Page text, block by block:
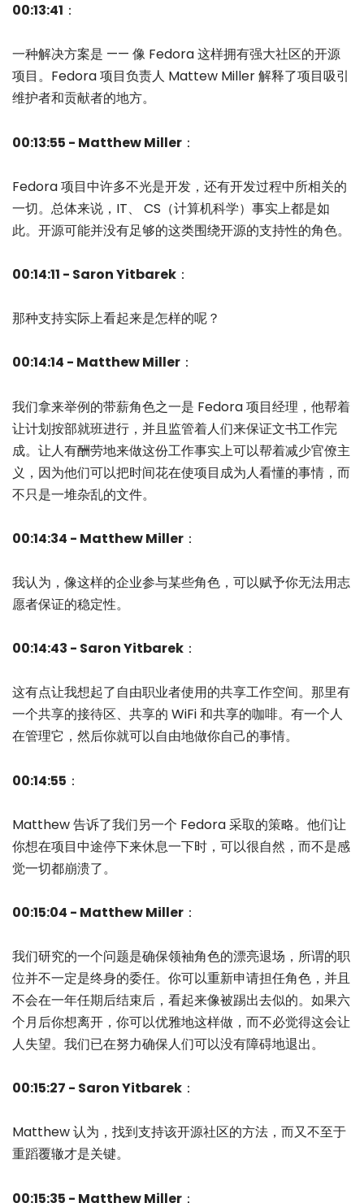
00:13:41 ：
一种解决方案是 —— 像 Fedora 这样拥有强大社区的开源
项目。Fedora 项目负责人 Mattew Miller 解释了项目吸引
维护者和贡献者的地方。
00:13:55 - Matthew Miller ：
Fedora 项目中许多不光是开发，还有开发过程中所相关的
一切。总体来说，IT、 CS（计算机科学）事实上都是如
此。开源可能并没有足够的这类围绕开源的支持性的角色。
00:14:11 - Saron Yitbarek ：
那种支持实际上看起来是怎样的呢？
00:14:14 - Matthew Miller ：
我们拿来举例的带薪角色之一是 Fedora 项目经理，他帮着
让计划按部就班进行，并且监管着人们来保证文书工作完
成。让人有酬劳地来做这份工作事实上可以帮着减少官僚主
义，因为他们可以把时间花在使项目成为人看懂的事情，而
不只是一堆杂乱的文件。
00:14:34 - Matthew Miller ：
我认为，像这样的企业参与某些角色，可以赋予你无法用志
愿者保证的稳定性。
00:14:43 - Saron Yitbarek ：
这有点让我想起了自由职业者使用的共享工作空间。那里有
一个共享的接待区、共享的 WiFi 和共享的咖啡。有一个人
在管理它，然后你就可以自由地做你自己的事情。
00:14:55 ：
Matthew 告诉了我们另一个 Fedora 采取的策略。他们让
你想在项目中途停下来休息一下时，可以很自然，而不是感
觉一切都崩溃了。
00:15:04 - Matthew Miller ：
我们研究的一个问题是确保领袖角色的漂亮退场，所谓的职
位并不一定是终身的委任。你可以重新申请担任角色，并且
不会在一年任期后结束后，看起来像被踢出去似的。如果六
个月后你想离开，你可以优雅地这样做，而不必觉得这会让
人失望。我们已在努力确保人们可以没有障碍地退出。
00:15:27 - Saron Yitbarek ：
Matthew 认为，找到支持该开源社区的方法，而又不至于
重蹈覆辙才是关键。
00:15:35 - Matthew Miller ：